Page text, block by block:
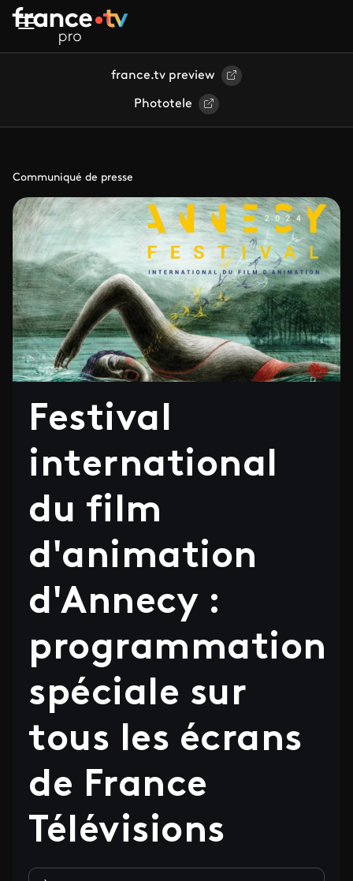
Aller au contenu principal
france.tv preview
Phototele
Communiqué de presse
Festival
international
du film
d'animation
d'Annecy :
programmation
spéciale sur
tous les écrans
de France
Télévisions